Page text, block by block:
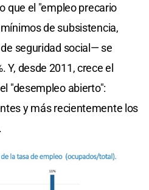
que el "empleo precario
de subsistencia,
seguridad social— se
Y, desde 2011, crece el
"desempleo abierto":
y más recientemente los